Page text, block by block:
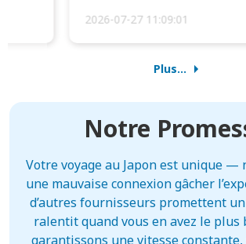
2026-07-27 11:09:01
Plus...
Notre
Votre voyage au Japon est unique —
une mauvaise connexion gâcher
d’autres fournisseurs promettent
ralentit quand vous en avez le plus
garantissons une vitesse constante,